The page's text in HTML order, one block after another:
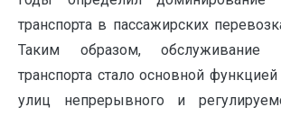
транспорта в пассажирских
Таким образом, обслуживание
транспорта стало основной
улиц непрерывного и